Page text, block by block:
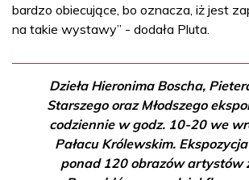
bardzo obiecujące, bo oznacza, iż jest
na takie wystawy” - dodała Pluta.
Dzieła Hieronima Boscha,
Starszego oraz Młodszego
codziennie w godz. 10-20 we
Pałacu Królewskim.
ponad 120 obrazów artystów